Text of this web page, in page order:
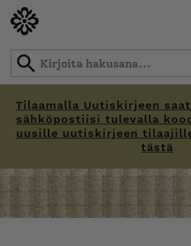
Tilaamalla Uutiskirjeen
sähköpostiisi tulevalla
uusille uutiskirjeen
tästä